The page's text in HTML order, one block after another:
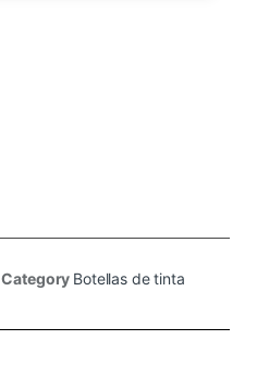
Category Botellas de tinta